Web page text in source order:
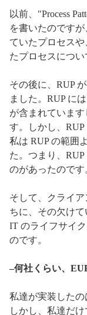
以前、"Process
を書いたのです
ていたプロセス
たプロセスについ
その後に、RUP
ました。RUP に
が含まれていま
す。しかし、RUP
私は RUP の範囲
た。つまり、
のがあったのです
そして、クライア
ちに、その欠け
IT のライフサイ
のです。
–何社くらい、
私達が実装したの
しかし、私達だ